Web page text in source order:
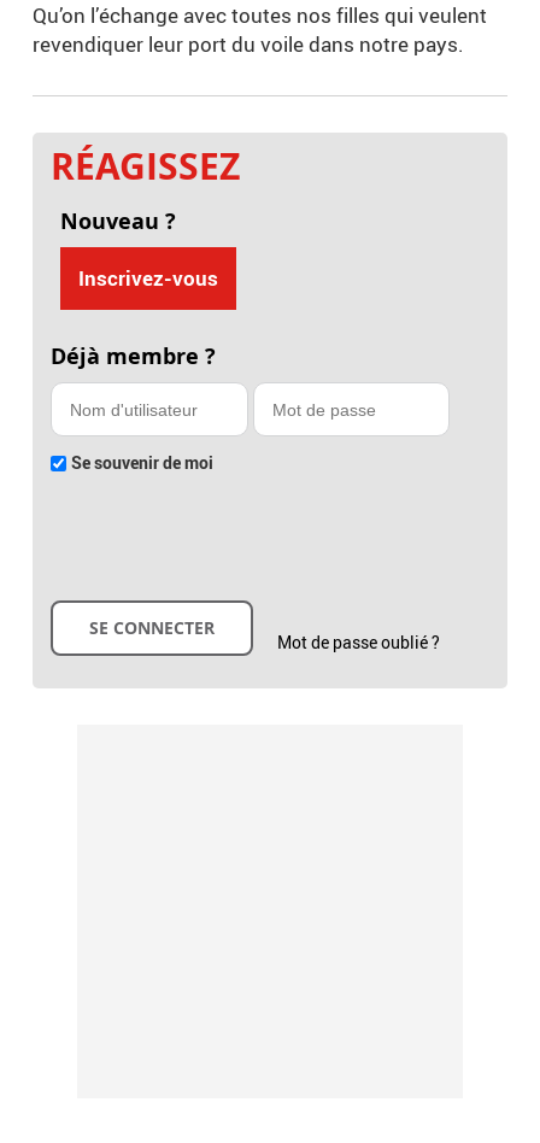
Qu’on l’échange avec toutes nos filles qui veulent
revendiquer leur port du voile dans notre pays.
RÉAGISSEZ
Nouveau ?
Inscrivez-vous
Déjà membre ?
Se souvenir de moi
Mot de passe oublié ?